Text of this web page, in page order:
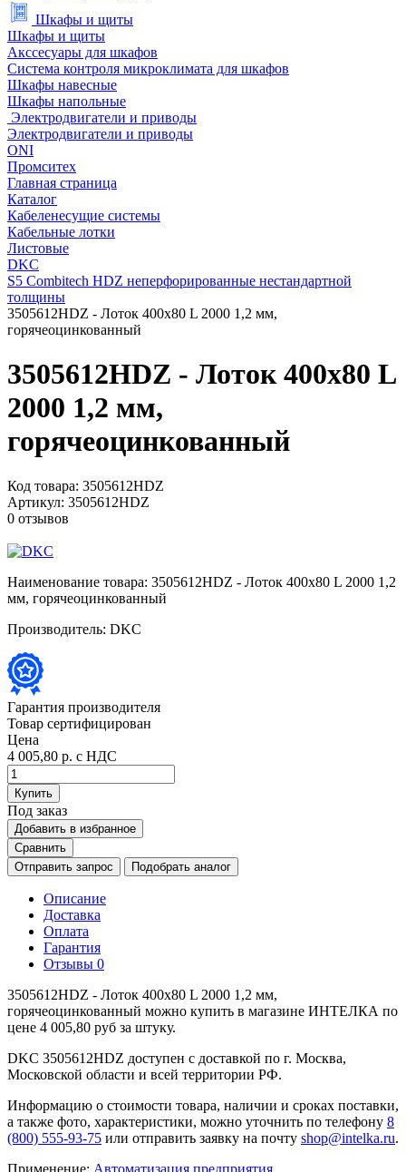
Шкафы и щиты
Шкафы и щиты
Акссесуары для шкафов
Система контроля микроклимата для шкафов
Шкафы навесные
Шкафы напольные
Электродвигатели и приводы
Электродвигатели и приводы
ONI
Промситех
Главная страница
Каталог
Кабеленесущие системы
Кабельные лотки
Листовые
DKC
S5 Combitech HDZ неперфорированные нестандартной
толщины
3505612HDZ - Лоток 400х80 L 2000 1,2 мм,
горячеоцинкованный
3505612HDZ - Лоток 400х80 L
2000 1,2 мм,
горячеоцинкованный
Код товара: 3505612HDZ
Артикул: 3505612HDZ
0 отзывов
Наименование товара: 3505612HDZ - Лоток 400х80 L 2000 1,2
мм, горячеоцинкованный
Производитель: DKC
Гарантия производителя
Товар сертифицирован
Цена
4 005,80 р. с НДС
Купить
Под заказ
Добавить в избранное
Сравнить
Отправить запрос
Подобрать аналог
Описание
Доставка
Оплата
Гарантия
Отзывы 0
3505612HDZ - Лоток 400х80 L 2000 1,2 мм,
горячеоцинкованный можно купить в магазине ИНТЕЛКА по
цене 4 005,80 руб за штуку.
DKC 3505612HDZ доступен с доставкой по г. Москва,
Московской области и всей территории РФ.
Информацию о стоимости товара, наличии и сроках поставки,
а также фото, характеристики, можно уточнить по телефону 8
(800) 555-93-75 или отправить заявку на почту shop@intelka.ru.
Применение: Автоматизация предприятия